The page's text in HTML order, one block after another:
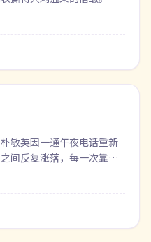
敏英因一通午夜电话重新
间反复涨落，每一次靠近